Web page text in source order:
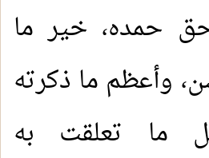
حمده، خير ما
وأعظم ما ذكرته
ما تعلقت به